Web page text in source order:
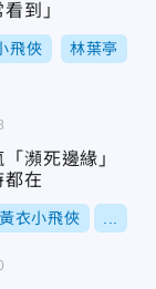
到」
飛俠 林葉亭
「瀕死邊緣」
都在
黃衣小飛俠